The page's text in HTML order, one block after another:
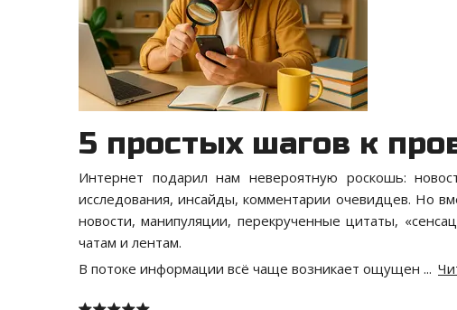
5 простых шагов к
Интернет подарил нам невероятную роскошь:
исследования, инсайды, комментарии очевидцев. Но
новости, манипуляции, перекрученные цитаты,
чатам и лентам.
В потоке информации всё чаще возникает ощущен ...